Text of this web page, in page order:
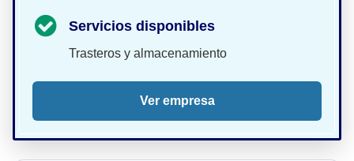
Servicios disponibles
Trasteros y almacenamiento
Ver empresa